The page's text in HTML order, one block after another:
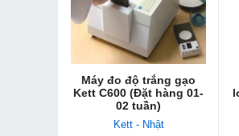
Máy đo độ trắng gạ​o
Kett C600 (Đặt hàng 01-
02 tuần)
Kett - Nhật